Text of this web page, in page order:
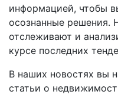
информацией, чтобы
осознанные решения.
отслеживают и
курсе последних
В наших новостях вы
статьи о